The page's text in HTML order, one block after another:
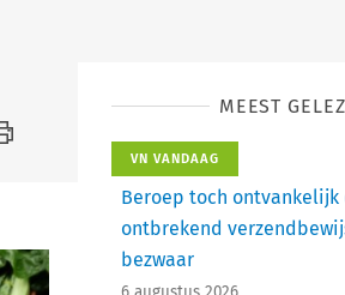
MEEST
VN VANDAAG
Beroep toch ontvankelijk
ontbrekend
bezwaar